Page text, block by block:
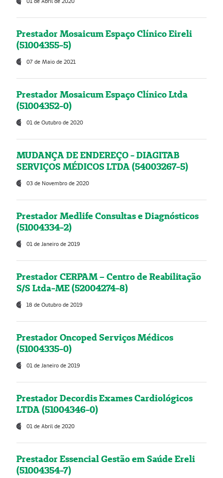
Prestador Mosaicum Espaço Clínico Eireli
(51004355-5)
07 de Maio de 2021
Prestador Mosaicum Espaço Clínico Ltda
(51004352-0)
01 de Outubro de 2020
MUDANÇA DE ENDEREÇO - DIAGITAB
SERVIÇOS MÉDICOS LTDA (54003267-5)
03 de Novembro de 2020
Prestador Medlife Consultas e Diagnósticos
(51004334-2)
01 de Janeiro de 2019
Prestador CERPAM – Centro de Reabilitação
S/S Ltda-ME (52004274-8)
18 de Outubro de 2019
Prestador Oncoped Serviços Médicos
(51004335-0)
01 de Janeiro de 2019
Prestador Decordis Exames Cardiológicos
LTDA (51004346-0)
01 de Abril de 2020
Prestador Essencial Gestão em Saúde Ereli
(51004354-7)